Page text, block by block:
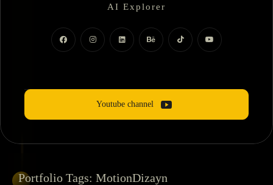
AI Explorer
Motion Dizayner
Youtube channel
Portfolio Tags: MotionDizayn